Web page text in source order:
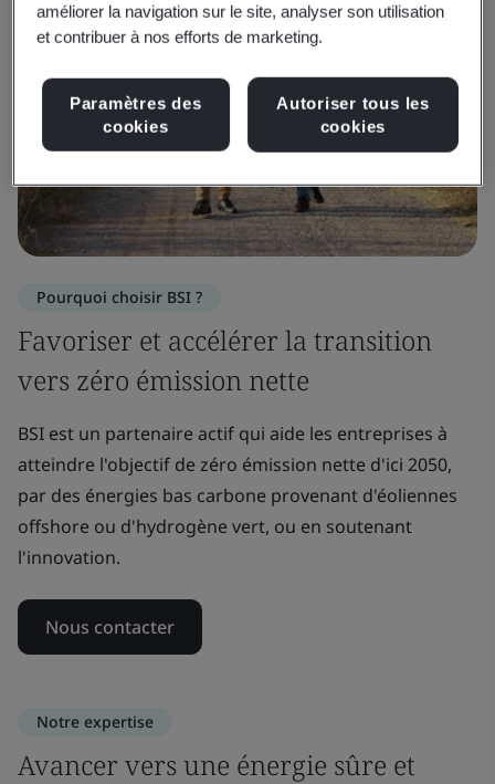
Pourquoi choisir BSI ?
Favoriser et accélérer la transition
vers zéro émission nette
BSI est un partenaire actif qui aide les entreprises à
atteindre l'objectif de zéro émission nette d'ici 2050,
par des énergies bas carbone provenant d'éoliennes
offshore ou d'hydrogène vert, ou en soutenant
l'innovation.
Nous contacter
Notre expertise
Avancer vers une énergie sûre et
améliorer la navigation sur le site, analyser son utilisation
et contribuer à nos efforts de marketing.
Paramètres des
cookies
Autoriser tous les
cookies